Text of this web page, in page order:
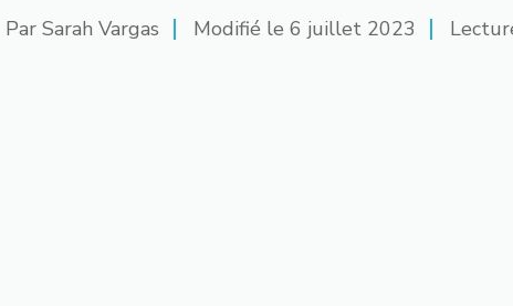
Par Sarah Vargas Modifié le 6 juillet 2023